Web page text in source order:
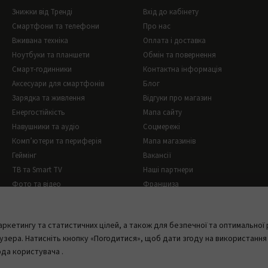
Знижки від Тренді
Смартфони та телефони
Вживана техніка
Ноутбуки та планшети
Смарт-годинники
Аксесуари для смартфонів
Зарядка та живлення
Енергостійкість
Навушники та аудіо
Комп’ютери та периферія
Геймінг
ТВ та Smart TV
Фото та відео
Автотовари
Вхід до кабінету
Про нас
Оплата і доставка
Обмін та повернення
Контактна інформація
Блог
Відгуки про магазин
Мапа сайту
Соцмережі
Мапа магазинів
Вакансії
Наші партнери
Франшиза
та статистичних цілей, а також для безпечної та оптимальної
Натисніть кнопку «Погодитися», щоб дати згоду на
користувача .